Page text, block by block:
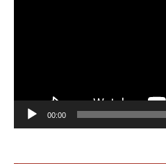
00:00